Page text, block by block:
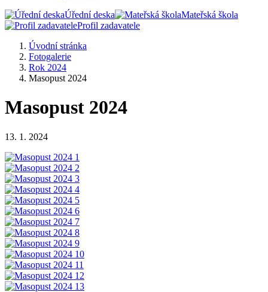
Úřední deska
Mateřská škola
Profil zadavatele
Úvodní stránka
Fotogalerie
Rok 2024
Masopust 2024
Masopust 2024
13. 1. 2024